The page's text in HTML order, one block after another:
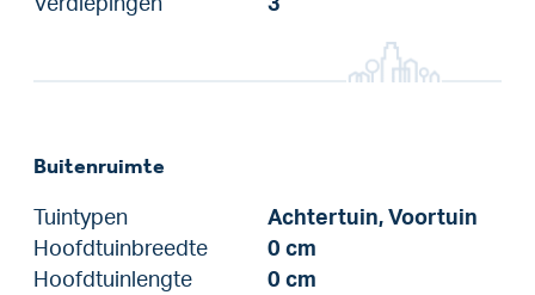
Buitenruimte
Tuintypen
Achtertuin, Voortuin
Hoofdtuinbreedte
0 cm
Hoofdtuinlengte
0 cm